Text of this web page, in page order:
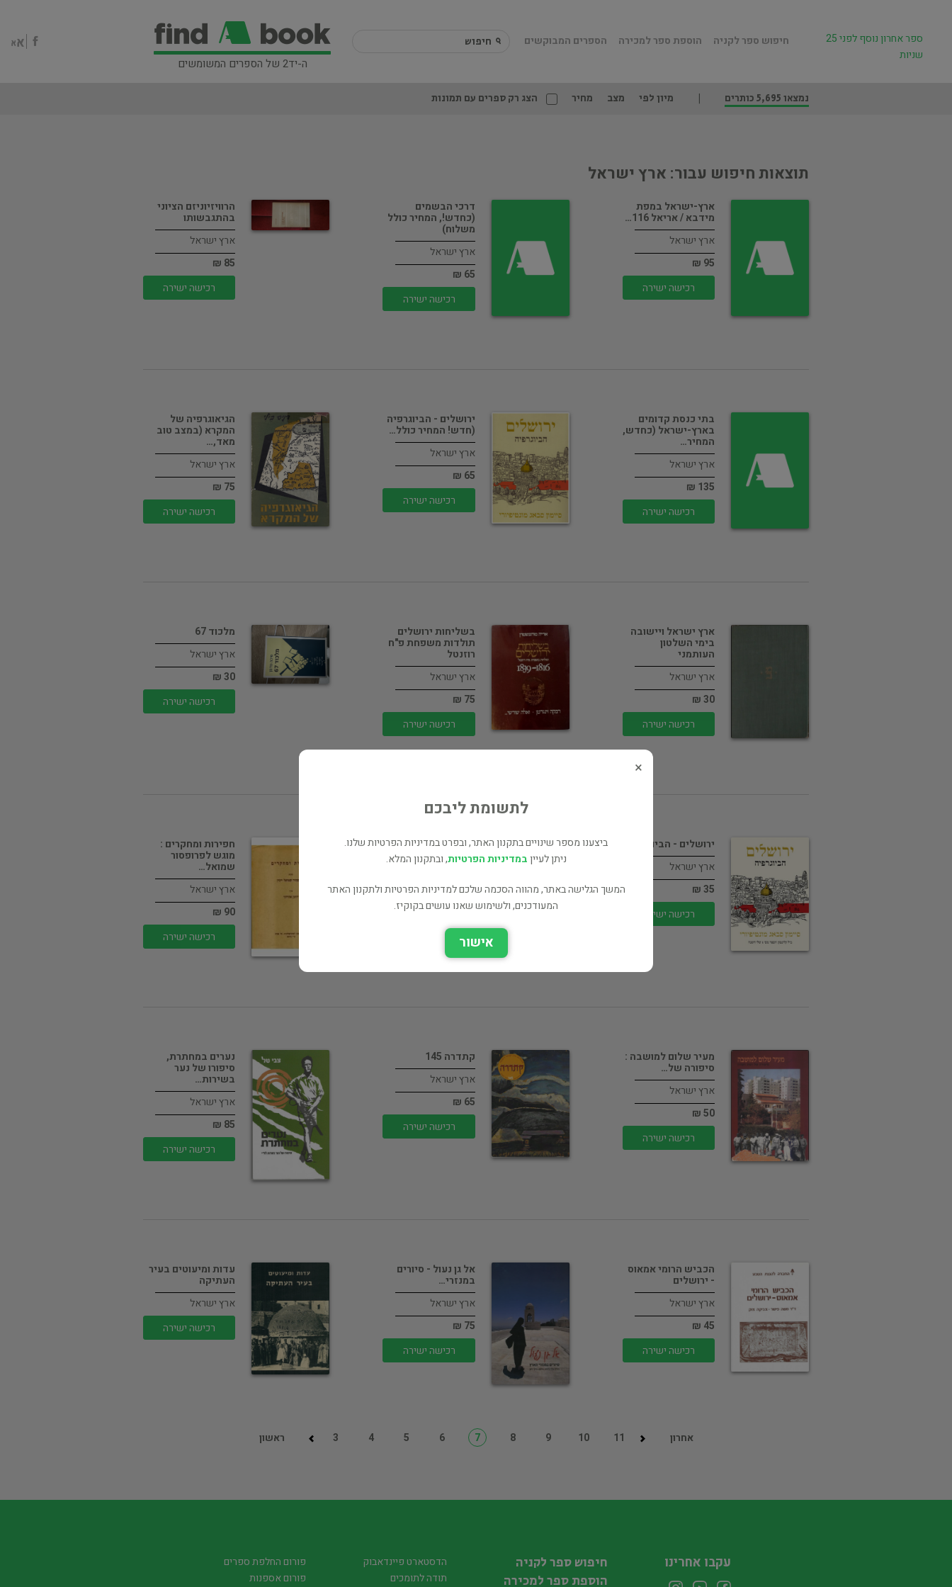
ה-יד2 של הספרים המשומשים
חיפוש ספר לקניה הוספת ספר למכירה הספרים המבוקשים
ספר אחרון נוסף לפני 25
שניות
נמצאו 5,695 כותרים מיון לפי מצב מחיר הצג רק ספרים עם תמונות
תוצאות חיפוש עבור: ארץ ישראל
ארץ-ישראל במפת
מידבא / אריאל 116…
ארץ ישראל
95 ₪
רכישה ישירה
דרכי הבשמים
(כחדש!, המחיר כולל
משלוח)
ארץ ישראל
65 ₪
רכישה ישירה
הרוויזיוניזם הציוני
בהתגבשותו
ארץ ישראל
85 ₪
רכישה ישירה
בתי כנסת קדומים
בארץ-ישראל (כחדש,
המחיר…
ארץ ישראל
135 ₪
רכישה ישירה
ירושלים - הביוגרפיה
(חדש! המחיר כולל…
ארץ ישראל
65 ₪
רכישה ישירה
הגיאוגרפיה של
המקרא (במצב טוב
מאד,…
ארץ ישראל
75 ₪
רכישה ישירה
ארץ ישראל ויישובה
בימי השלטון
העותמני
ארץ ישראל
30 ₪
רכישה ישירה
בשליחות ירושלים
תולדות משפחת פ"ח
רוזנטל
ארץ ישראל
75 ₪
רכישה ישירה
מלכוד 67
ארץ ישראל
30 ₪
רכישה ישירה
ירושלים - הביוגרפיה
ארץ ישראל
35 ₪
רכישה ישירה
קום והתאהב בארץ
ארץ ישראל
45 ₪
רכישה ישירה
חפירות ומחקרים :
מוגש לפרופסור
שמואל…
ארץ ישראל
90 ₪
רכישה ישירה
מעיר שלום למושבה :
סיפורה של…
ארץ ישראל
50 ₪
רכישה ישירה
קתדרה 145
ארץ ישראל
65 ₪
רכישה ישירה
נערים במחתרת,
סיפורו של נער
בשירות…
ארץ ישראל
85 ₪
רכישה ישירה
הכביש הרומי אמאוס
- ירושלים
ארץ ישראל
45 ₪
רכישה ישירה
אל גן נעול - סיורים
במנזרי…
ארץ ישראל
75 ₪
רכישה ישירה
עדות ומיעוטים בעיר
העתיקה
ארץ ישראל
רכישה ישירה
ראשון 3 4 5 6 7 8 9 10 11 אחרון
×
לתשומת ליבכם
ביצענו מספר שינויים בתקנון האתר, ובפרט במדיניות הפרטיות שלנו.
ניתן לעייןבמדיניות הפרטיות, ובתקנון המלא.
המשך הגלישה באתר, מהווה הסכמה שלכם למדיניות הפרטיות ולתקנון האתר
המעודכנים, ולשימוש שאנו עושים בקוקיז.
אישור
עקבו אחרינו
חיפוש ספר לקניה
הוספת ספר למכירה
הדסטארט פיינדאבוק
תודה לתומכים
פורום החלפת ספרים
פורום אספנות